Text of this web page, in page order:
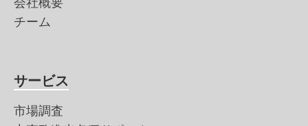
チーム
サービス
市場調査